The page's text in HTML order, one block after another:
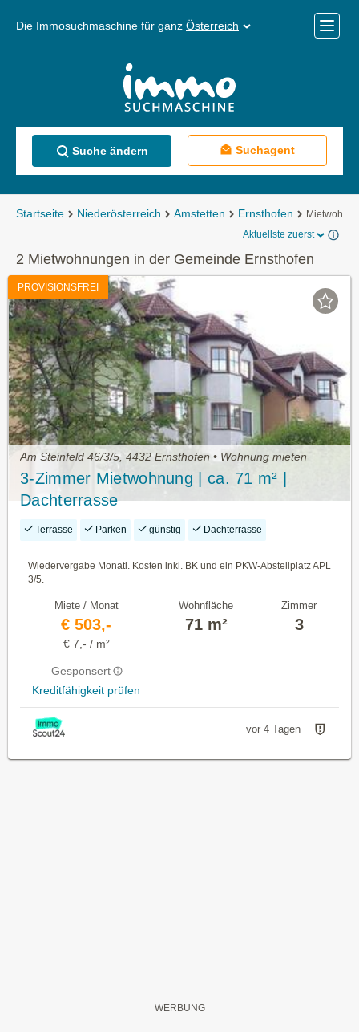
Die Immosuchmaschine für ganz Österreich
Menü
Suche ändern Suchagent
Startseite Niederösterreich Amstetten Ernsthofen
Aktuellste zuerst
2 Mietwohnungen in der Gemeinde Ernsthofen
PROVISIONSFREI
Am Steinfeld 46/3/5, 4432 Ernsthofen • Wohnung mieten
3-Zimmer Mietwohnung | ca. 71 m² |
Dachterrasse
Terrasse Parken günstig Dachterrasse
Wiedervergabe Monatl. Kosten inkl. BK und ein PKW-Abstellplatz APL
3/5.
Miete / Monat
€ 503,-
€ 7,- / m²
Gesponsert
Kreditfähigkeit prüfen
Wohnfläche
71 m²
Zimmer
3
vor 4 Tagen